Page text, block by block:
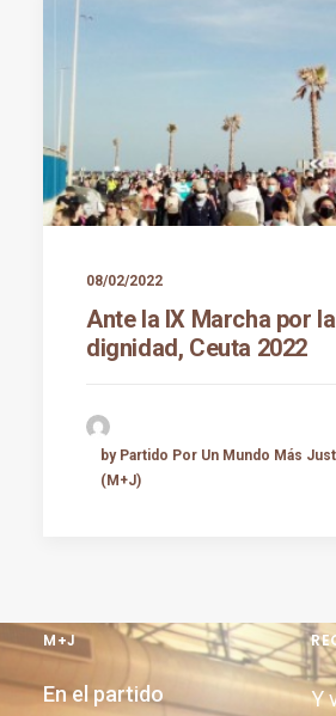
08/02/2022
Ante la IX Marcha por la
dignidad, Ceuta 2022
by Partido Por Un Mundo Más
(M+J)
M+J
En el partido
Y